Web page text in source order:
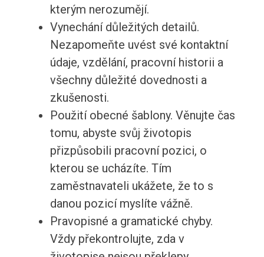
kterým nerozumějí.
Vynechání důležitých detailů.
Nezapomeňte uvést své kontaktní
údaje, vzdělání, pracovní historii a
všechny důležité dovednosti a
zkušenosti.
Použití obecné šablony. Věnujte čas
tomu, abyste svůj životopis
přizpůsobili pracovní pozici, o
kterou se ucházíte. Tím
zaměstnavateli ukážete, že to s
danou pozicí myslíte vážně.
Pravopisné a gramatické chyby.
Vždy překontrolujte, zda v